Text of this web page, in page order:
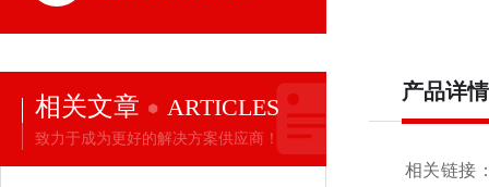
相关文章 ARTICLES
致力于成为更好的解决方案供应商！
产品详情
相关链接